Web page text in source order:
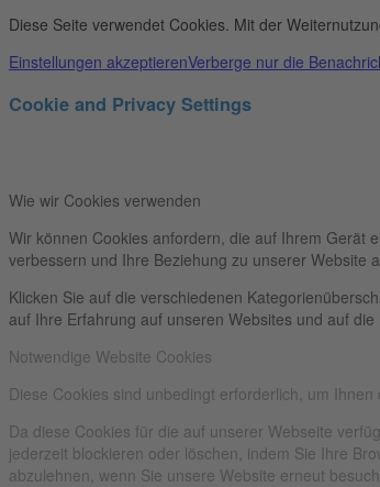
Diese Seite verwendet Cookies. Mit der
Einstellungen akzeptierenVerberge nur die
Cookie and Privacy Settings
Wie wir Cookies verwenden
Wir können Cookies anfordern, die auf Ihrem Gerät
verbessern und Ihre Beziehung zu unserer Website
Klicken Sie auf die verschiedenen
auf Ihre Erfahrung auf unseren Websites und auf
Notwendige Website Cookies
Diese Cookies sind unbedingt erforderlich, um
Da diese Cookies für die auf unserer Webseite
jederzeit blockieren oder löschen, indem Sie Ihre
abzulehnen, wenn Sie unsere Website erneut